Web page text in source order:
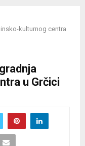
kulturnog centra
u Grčici